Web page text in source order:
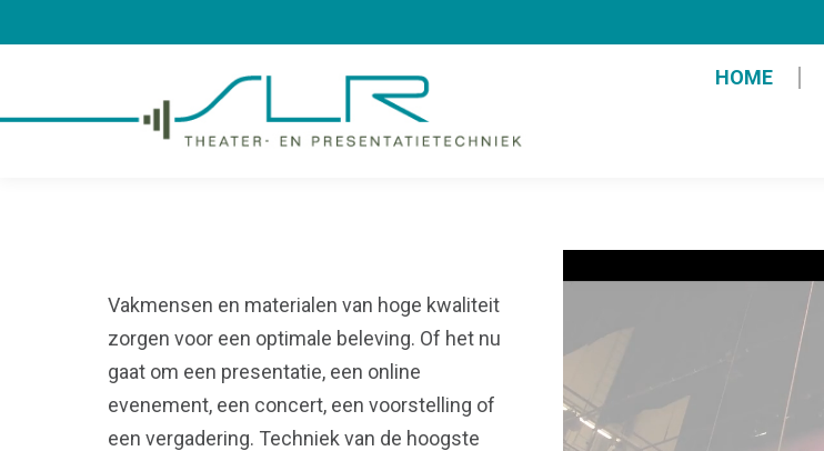
HOME
Vakmensen en materialen van hoge kwaliteit
zorgen voor een optimale beleving. Of het nu
gaat om een presentatie, een online
evenement, een concert, een voorstelling of
een vergadering. Techniek van de hoogste